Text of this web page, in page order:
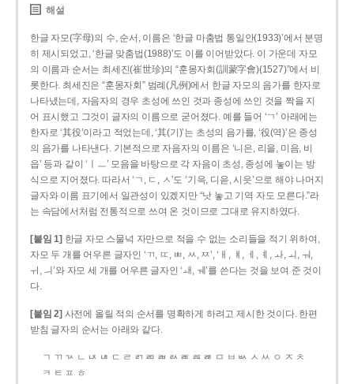
해설
한글 자모(字母)의 수, 순서, 이름은 ‘한글 마춤법 통일안(1933)’에서 분명
히 제시되었고, ‘한글 맞춤법(1988)’도 이를 이어받았다. 이 가운데 자모
의 이름과 순서는 최세진(崔世珍)의 “훈몽자회(訓蒙字會)(1527)”에서 비
롯한다. 최세진은 “훈몽자회” 범례(凡例)에서 한글 자모의 음가를 한자로
나타냈는데, 자음자의 경우 초성에 쓰인 것과 종성에 쓰인 것을 짝을 지
어 표시했고 그것이 글자의 이름으로 굳어졌다. 예를 들어 ‘ㄱ’ 아래에는
한자로 ‘其役’이라고 적었는데, ‘其(기)’는 초성의 음가를, ‘役(역)’은 종성
의 음가를 나타낸다. 기본적으로 자음자의 이름은 ‘니은, 리을, 미음, 비
읍’ 등과 같이 ‘ㅣㅡ’ 모음을 바탕으로 각 자음이 초성, 종성에 놓이는 방
식으로 지어졌다. 따라서 ‘ㄱ, ㄷ, ㅅ’도 ‘기윽, 디읃, 시읏’으로 해야 나머지
글자와 이름 표기에서 일관성이 있겠지만 “낫 놓고 기역 자도 모른다.”라
는 속담에서처럼 전통적으로 쓰여 온 것이므로 그대로 유지하였다.
[붙임 1] 한글 자모 스물넉 자만으로 적을 수 없는 소리들을 적기 위하여,
자모 두 개를 어우른 글자인 ‘ㄲ, ㄸ, ㅃ, ㅆ, ㅉ’, ‘ㅐ, ㅒ, ㅔ, ㅖ, ㅘ, ㅚ, ㅝ,
ㅟ, ㅢ’와 자모 세 개를 어우른 글자인 ‘ㅙ, ㅞ’를 쓴다는 것을 보여 준 것이
다.
[붙임 2] 사전에 올릴 적의 순서를 명확하게 하려고 제시한 것이다. 한편
받침 글자의 순서는 아래와 같다.
ㄱ ㄲ ㄳ ㄴ ㄵ ㄶ ㄷ ㄹ ㄺ ㄻ ㄼ ㄽ ㄾ ㄿ ㅀ ㅁ ㅂ ㅄ ㅅ ㅆ ㅇ ㅈ ㅊ
ㅋ ㅌ ㅍ ㅎ